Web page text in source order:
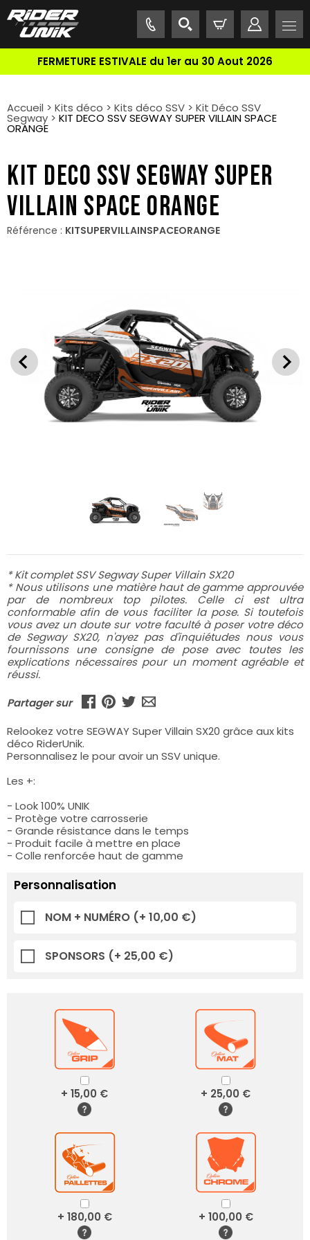
FERMETURE ESTIVALE du 1er au 30 Aout 2026
Accueil > Kits déco > Kits déco SSV > Kit Déco SSV
Segway > KIT DECO SSV SEGWAY SUPER VILLAIN SPACE
ORANGE
KIT DECO SSV SEGWAY SUPER
VILLAIN SPACE ORANGE
Référence : KITSUPERVILLAINSPACEORANGE
* Kit complet SSV Segway Super Villain SX20
* Nous utilisons une matière haut de gamme approuvée
par de nombreux top pilotes. Celle ci est ultra
conformable afin de vous faciliter la pose. Si toutefois
vous avez un doute sur votre faculté à poser votre déco
de Segway SX20, n'ayez pas d'inquiétudes nous vous
fournissons une consigne de pose avec toutes les
explications nécessaires pour un moment agréable et
réussi.
Partager sur
Relookez votre SEGWAY Super Villain SX20 grâce aux kits
déco RiderUnik.
Personnalisez le pour avoir un SSV unique.
Les +:
- Look 100% UNIK
- Protège votre carrosserie
- Grande résistance dans le temps
- Produit facile à mettre en place
- Colle renforcée haut de gamme
Personnalisation
NOM + NUMÉRO (+ 10,00 €)
SPONSORS (+ 25,00 €)
+ 15,00 € + 25,00 €
+ 180,00 € + 100,00 €